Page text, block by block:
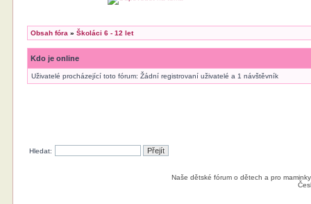
Obsah fóra »Školáci 6 - 12 let
Kdo je online
Uživatelé procházející toto fórum: Žádní registrovaní uživatelé a 1 návštěvník
Hledat:
Naše dětské fórum o dětech a pro